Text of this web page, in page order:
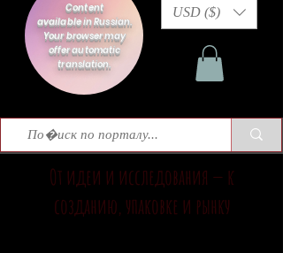
Content
available in Russian.
Your browser may
offer automatic
translation.
USD ($)
От идеи и исследования — к
созданию, упаковке и рынку